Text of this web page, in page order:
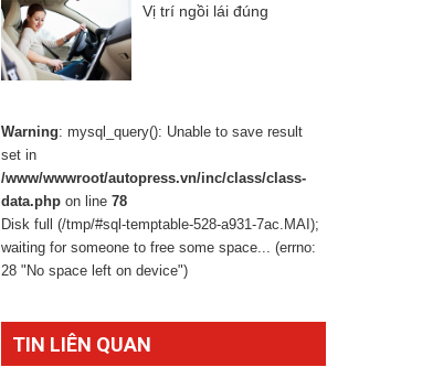
Vị trí ngồi lái đúng
Warning: mysql_query(): Unable to save result
set in
/www/wwwroot/autopress.vn/inc/class/class-
data.php on line 78
Disk full (/tmp/#sql-temptable-528-a931-7ac.MAI);
waiting for someone to free some space... (errno:
28 "No space left on device")
TIN LIÊN QUAN